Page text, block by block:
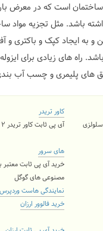
است که در معرض
باشد. مثل تجزیه مواد
و به ایجاد کپک و باکتری
راه های زیادی برای
های پلیمری و چسب آب
سلولزی
کاور تریدر
آی پی ثابت کاور تریدر ۲ کاربره و نامحدود با 11 لوکیشن
های سرور
خرید آی پی ثابت
مصنوعی های گوگل
نمایندگی هاست وردپرس
خرید فالوور ارزان